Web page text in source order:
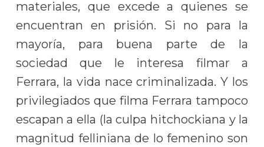
materiales, que excede a quienes se
encuentran en prisión. Si no para la
mayoría, para buena parte de la
sociedad que le interesa filmar a
Ferrara, la vida nace criminalizada. Y los
privilegiados que filma Ferrara tampoco
escapan a ella (la culpa hitchockiana y la
magnitud felliniana de lo femenino son